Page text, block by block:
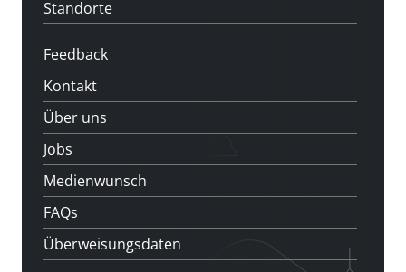
Standorte
Feedback
Kontakt
Über uns
Jobs
Medienwunsch
FAQs
Überweisungsdaten